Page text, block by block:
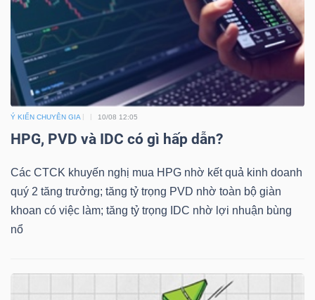
Ý KIẾN CHUYÊN GIA 10/08 12:05
HPG, PVD và IDC có gì hấp dẫn?
Các CTCK khuyến nghị mua HPG nhờ kết quả kinh doanh
quý 2 tăng trưởng; tăng tỷ trọng PVD nhờ toàn bộ giàn
khoan có việc làm; tăng tỷ trọng IDC nhờ lợi nhuận bùng
nổ
Dữ
liệu
tài
chính